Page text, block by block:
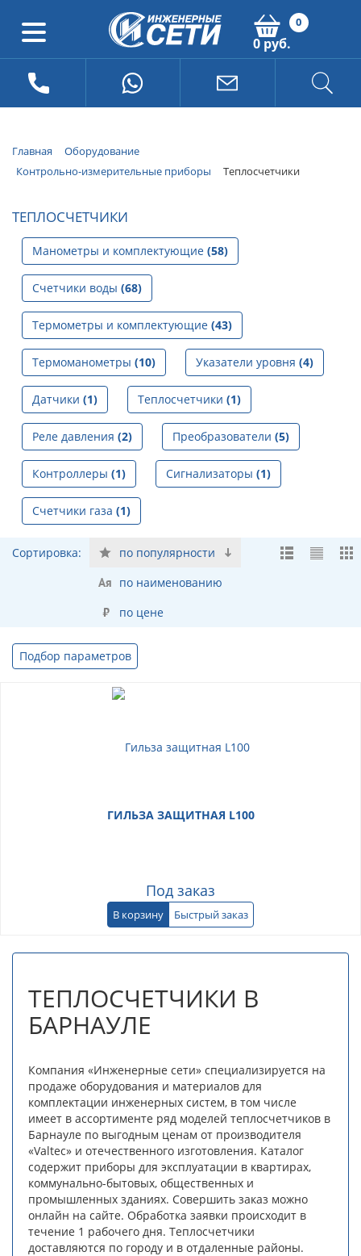
0
0 руб.
Главная
Оборудование
Контрольно-измерительные приборы
Теплосчетчики
ТЕПЛОСЧЕТЧИКИ
Манометры и комплектующие (58)
Счетчики воды (68)
Термометры и комплектующие (43)
Термоманометры (10) Указатели уровня (4)
Датчики (1) Теплосчетчики (1)
Реле давления (2) Преобразователи (5)
Контроллеры (1) Сигнализаторы (1)
Счетчики газа (1)
Сортировка:
по популярности
по наименованию
по цене
Подбор параметров
ГИЛЬЗА ЗАЩИТНАЯ L100
Под заказ
В корзину Быстрый заказ
ТЕПЛОСЧЕТЧИКИ В
БАРНАУЛЕ
Компания «Инженерные сети» специализируется на
продаже оборудования и материалов для
комплектации инженерных систем, в том числе
имеет в ассортименте ряд моделей теплосчетчиков в
Барнауле по выгодным ценам от производителя
«Valtec» и отечественного изготовления. Каталог
содержит приборы для эксплуатации в квартирах,
коммунально-бытовых, общественных и
промышленных зданиях. Совершить заказ можно
онлайн на сайте. Обработка заявки происходит в
течение 1 рабочего дня. Теплосчетчики
доставляются по городу и в отдаленные районы.